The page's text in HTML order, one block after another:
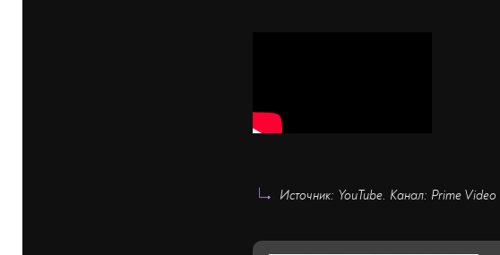
Источник: YouTube. Канал: Prime Video